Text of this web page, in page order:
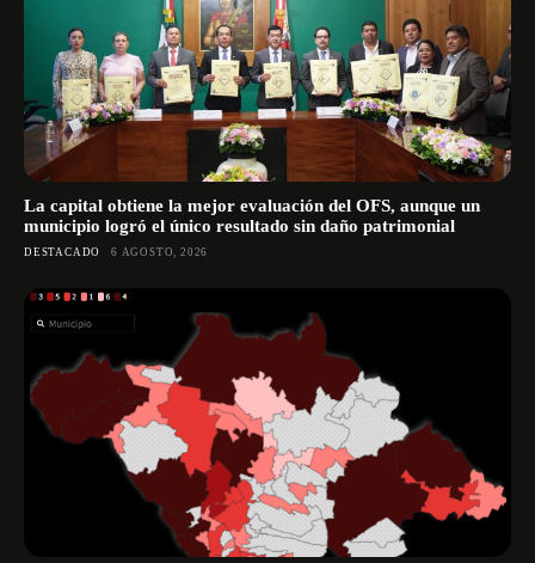
La capital obtiene la mejor evaluación del OFS, aunque un
municipio logró el único resultado sin daño patrimonial
DESTACADO 6 AGOSTO, 2026